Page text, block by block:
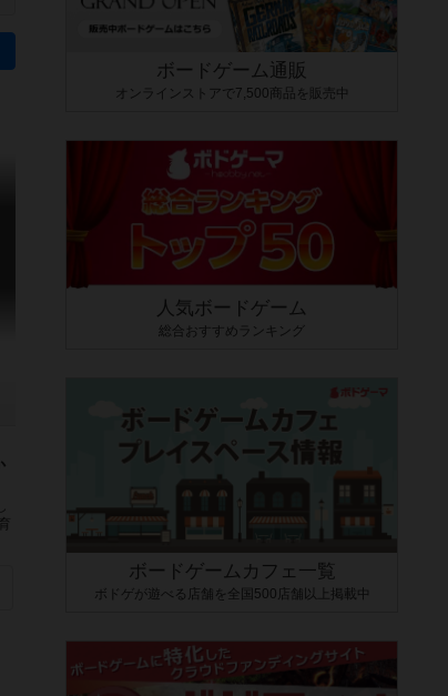
ボードゲーム通販
オンラインストアで7,500商品を販売中
人気ボードゲーム
総合おすすめランキング
ボードゲームカフェ一覧
ボドゲが遊べる店舗を全国500店舗以上掲載中